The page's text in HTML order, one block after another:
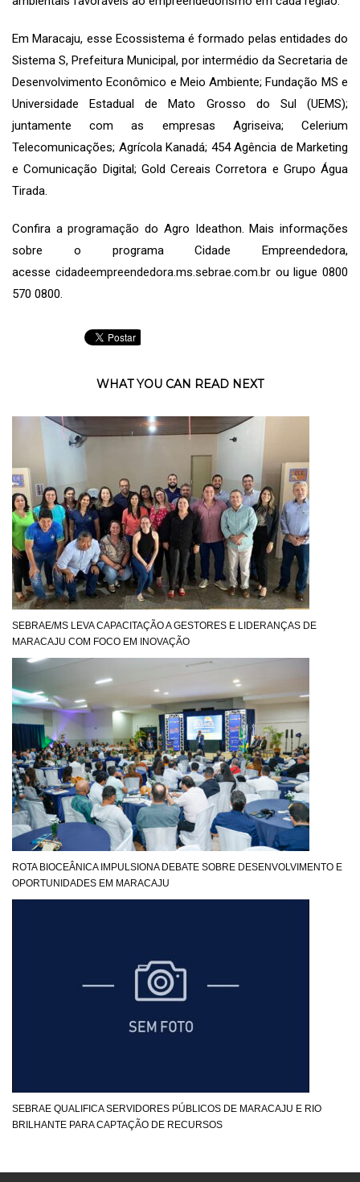
Em Maracaju, esse Ecossistema é formado pelas entidades do
Sistema S, Prefeitura Municipal, por intermédio da Secretaria de
Desenvolvimento Econômico e Meio Ambiente; Fundação MS e
Universidade Estadual de Mato Grosso do Sul (UEMS);
juntamente com as empresas Agriseiva; Celerium
Telecomunicações; Agrícola Kanadá; 454 Agência de Marketing
e Comunicação Digital; Gold Cereais Corretora e Grupo Água
Tirada.
Confira aprogramação do Agro Ideathon. Mais informações
sobre o programa Cidade Empreendedora,
acesse cidadeempreendedora.ms.sebrae.com.brou ligue 0800
570 0800.
WHAT YOU CAN READ NEXT
SEBRAE/MS LEVA CAPACITAÇÃO A GESTORES E LIDERANÇAS DE
MARACAJU COM FOCO EM INOVAÇÃO
ROTA BIOCEÂNICA IMPULSIONA DEBATE SOBRE DESENVOLVIMENTO E
OPORTUNIDADES EM MARACAJU
SEBRAE QUALIFICA SERVIDORES PÚBLICOS DE MARACAJU E RIO
BRILHANTE PARA CAPTAÇÃO DE RECURSOS